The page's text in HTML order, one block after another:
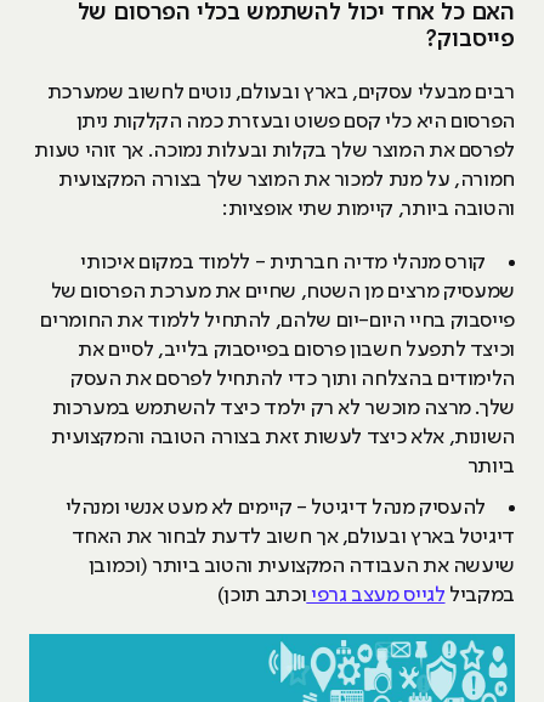
האם כל אחד יכול להשתמש בכלי הפרסום של
פייסבוק?
רבים מבעלי עסקים, בארץ ובעולם, נוטים לחשוב שמערכת
הפרסום היא כלי קסם פשוט ובעזרת כמה הקלקות ניתן
לפרסם את המוצר שלך בקלות ובעלות נמוכה. אך זוהי טעות
חמורה, על מנת למכור את המוצר שלך בצורה המקצועית
והטובה ביותר, קיימות שתי אופציות:
קורס מנהלי מדיה חברתית - ללמוד במקום איכותי
שמעסיק מרצים מן השטח, שחיים את מערכת הפרסום של
פייסבוק בחיי היום-יום שלהם, להתחיל ללמוד את החומרים
וכיצד לתפעל חשבון פרסום בפייסבוק בלייב, לסיים את
הלימודים בהצלחה ותוך כדי להתחיל לפרסם את העסק
שלך. מרצה מוכשר לא רק ילמד כיצד להשתמש במערכות
השונות, אלא כיצד לעשות זאת בצורה הטובה והמקצועית
ביותר
להעסיק מנהל דיגיטל - קיימים לא מעט אנשי ומנהלי
דיגיטל בארץ ובעולם, אך חשוב לדעת לבחור את האחד
שיעשה את העבודה המקצועית והטוב ביותר (וכמובן
במקביל לגייס מעצב גרפי וכתב תוכן)